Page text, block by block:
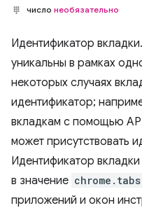
число необязательно
Идентификатор
уникальны в рамках
некоторых случаях
идентификатор;
вкладкам с помощью
может присутствовать
Идентификатор
в значение
приложений и окон